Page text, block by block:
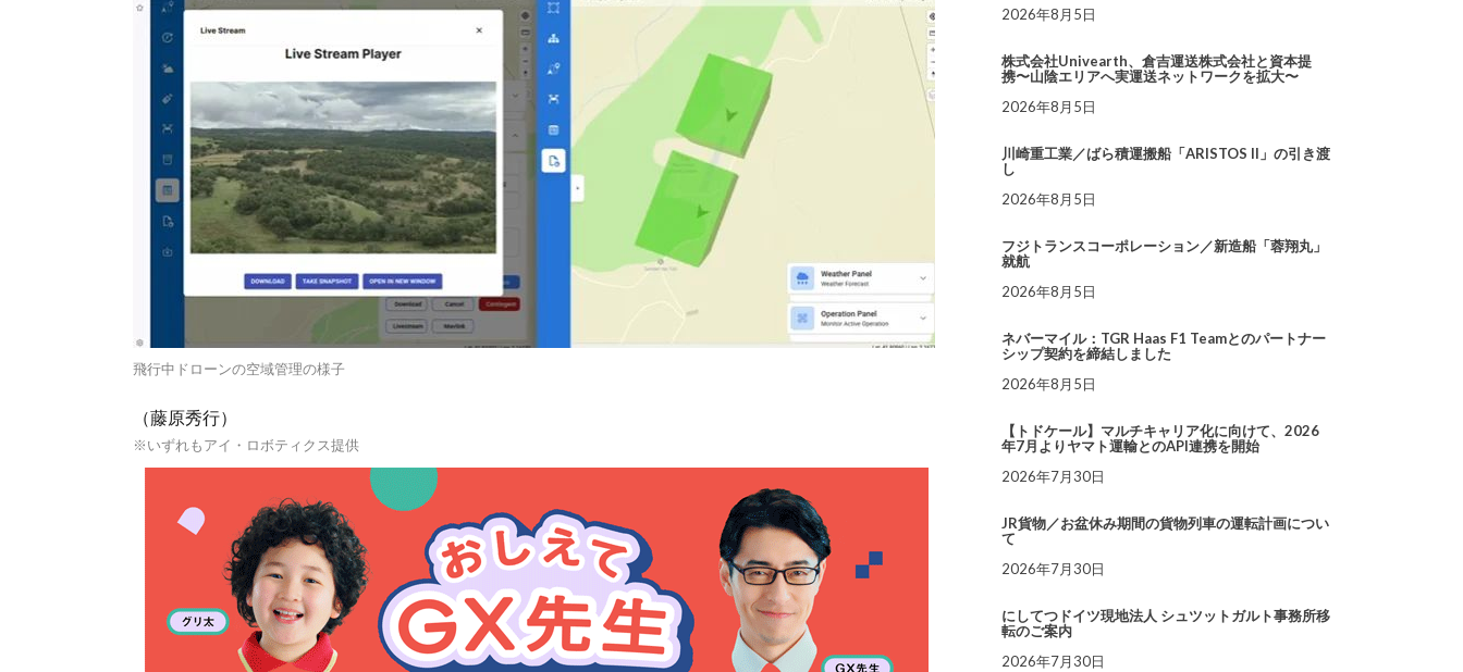
飛行中ドローンの空域管理の様子
（藤原秀行）
※いずれもアイ・ロボティクス提供
2026年8月5日
株式会社Univearth、倉吉運送株式会社と資本提
携〜山陰エリアへ実運送ネットワークを拡大〜
2026年8月5日
川崎重工業／ばら積運搬船「ARISTOS II」の引き渡
し
2026年8月5日
フジトランスコーポレーション／新造船「蓉翔丸」
就航
2026年8月5日
ネバーマイル：TGR Haas F1 Teamとのパートナー
シップ契約を締結しました
2026年8月5日
【トドケール】マルチキャリア化に向けて、2026
年7月よりヤマト運輸とのAPI連携を開始
2026年7月30日
JR貨物／お盆休み期間の貨物列車の運転計画につい
て
2026年7月30日
にしてつドイツ現地法人 シュツットガルト事務所移
転のご案内
2026年7月30日